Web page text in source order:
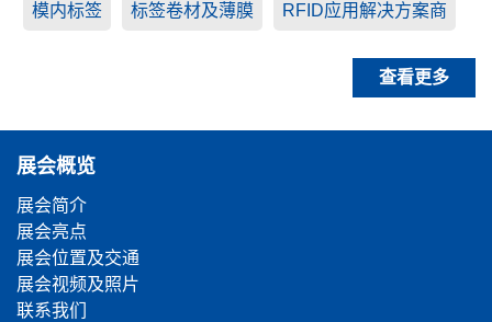
模内标签 标签卷材及薄膜 RFID应用解决方案商
查看更多
展会概览
展会简介
展会亮点
展会位置及交通
展会视频及照片
联系我们